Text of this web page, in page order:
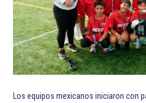
Los equipos mexicanos iniciaron con